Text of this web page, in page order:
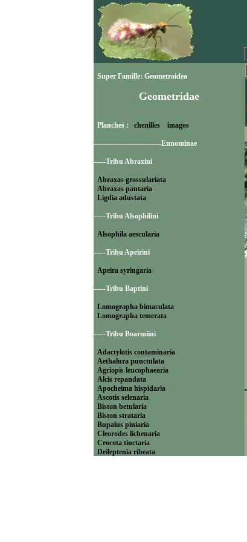
Super Famille: Geometroidea
Geometridae
Planches : chenilles imagos
----------------------------Ennominae
-----Tribu Abraxini
Abraxas grossulariata
Abraxas pantaria
Ligdia adustata
-----Tribu Alsophilini
Alsophila aescularia
-----Tribu Apeirini
Apeira syringaria
-----Tribu Baptini
Lomographa bimaculata
Lomographa temerata
-----Tribu Boarmiini
Adactylotis contaminaria
Aethalura punctulata
Agriopis leucophaearia
Alcis repandata
Apocheima hispidaria
Ascotis selenaria
Biston betularia
Biston strataria
Bupalus piniaria
Cleorodes lichenaria
Crocota tinctaria
Deileptenia ribeata